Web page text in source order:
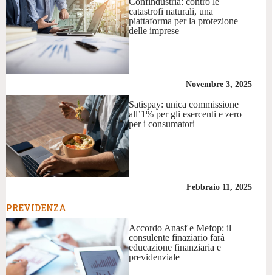
catastrofi naturali, una
piattaforma per la protezione
delle imprese
Novembre 3, 2025
Satispay: unica commissione
all’1% per gli esercenti e zero
per i consumatori
Febbraio 11, 2025
PREVIDENZA
Accordo Anasf e Mefop: il
consulente finaziario farà
educazione finanziaria e
previdenziale